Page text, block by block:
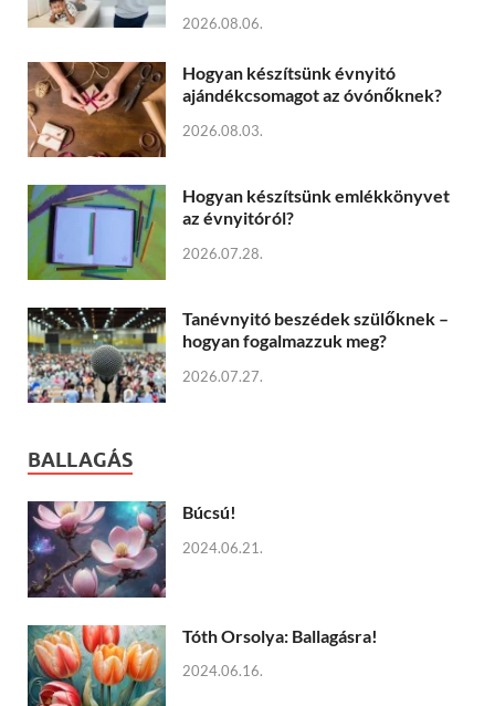
2026.08.06.
Hogyan készítsünk évnyitó
ajándékcsomagot az óvónőknek?
2026.08.03.
Hogyan készítsünk emlékkönyvet
az évnyitóról?
2026.07.28.
Tanévnyitó beszédek szülőknek –
hogyan fogalmazzuk meg?
2026.07.27.
BALLAGÁS
Búcsú!
2024.06.21.
Tóth Orsolya: Ballagásra!
2024.06.16.